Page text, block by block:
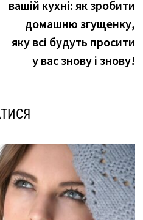
вашій кухні: як зробити
домашню згущенку,
яку всі будуть просити
у вас знову і знову!